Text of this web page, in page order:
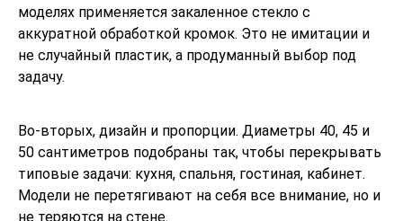
моделях применяется закаленное стекло с
аккуратной обработкой кромок. Это не имитации и
не случайный пластик, а продуманный выбор под
задачу.
Во‑вторых, дизайн и пропорции. Диаметры 40, 45 и
50 сантиметров подобраны так, чтобы перекрывать
типовые задачи: кухня, спальня, гостиная, кабинет.
Модели не перетягивают на себя все внимание, но и
не теряются на стене.